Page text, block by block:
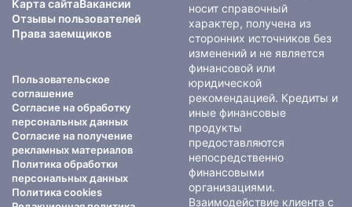
Карта сайтаВакансии
Отзывы пользователей
Права заемщиков
Пользовательское
соглашение
Согласие на обработку
персональных данных
Согласие на получение
рекламных материалов
Политика обработки
персональных данных
Политика cookies
носит справочный
характер, получена из
сторонних источников без
изменений и не является
финансовой или
юридической
рекомендацией. Кредиты и
иные финансовые
продукты
предоставляются
непосредственно
финансовыми
организациями.
Взаимодействие клиента с